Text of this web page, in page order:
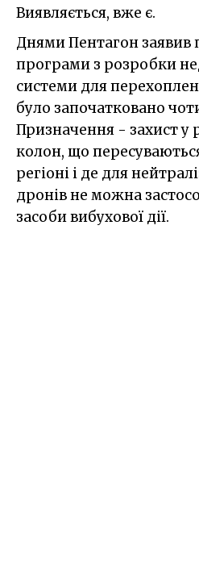
Виявляється, вже є.
Днями Пентагон заявив
програми з розробки
системи для
було започатковано
Призначення - захист у
колон, що
регіоні і де для
дронів не можна
засоби вибухової дії.